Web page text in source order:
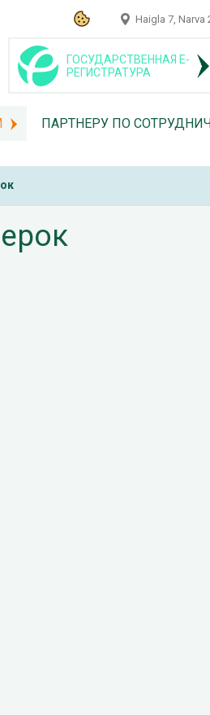
Haigla 7, Narva
ГОСУДАРСТВЕННАЯ Е-
РЕГИСТРАТУРА
ПАРТНЕРУ ПО